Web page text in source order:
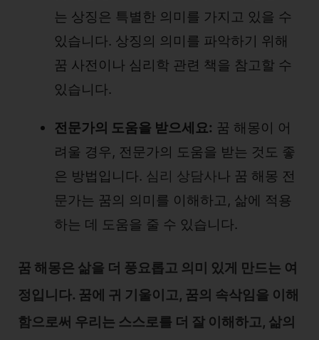
는 상징은 특별한 의미를 가지고 있을 수
있습니다. 상징의 의미를 파악하기 위해
꿈 사전이나 심리학 관련 책을 참고할 수
있습니다.
전문가의 도움을 받으세요: 꿈 해몽이 어
려울 경우, 전문가의 도움을 받는 것도 좋
은 방법입니다. 심리 상담사나 꿈 해몽 전
문가는 꿈의 의미를 이해하고, 삶에 적용
하는 데 도움을 줄 수 있습니다.
꿈 해몽은 삶을 더 풍요롭고 의미 있게 만드는 여
정입니다. 꿈에 귀 기울이고, 꿈의 속삭임을 이해
함으로써 우리는 스스로를 더 잘 이해하고, 삶의